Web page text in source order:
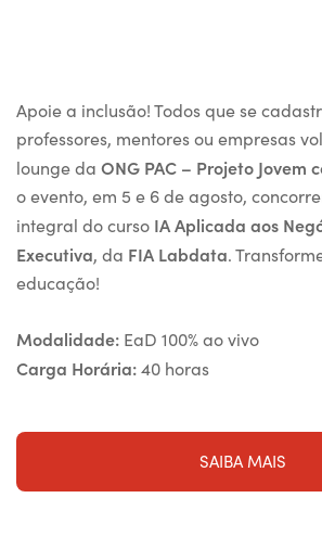
Apoie a inclusão! Todos que se
professores, mentores ou empresas
lounge da ONG PAC – Projeto Jovem
o evento, em 5 e 6 de agosto,
integral do curso IA Aplicada aos
Executiva, da FIA Labdata.
educação!
Modalidade: EaD 100% ao vivo
Carga Horária:40 horas
SAIBA MAIS